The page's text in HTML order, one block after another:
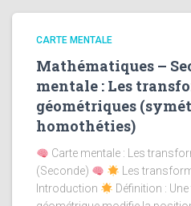
CARTE MENTALE
Mathématiques –
mentale : Les
géométriques
homothéties)
Carte mentale : Les
(Seconde)
Les
Introduction
Définition :